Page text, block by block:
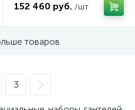
152 460 руб. /шт
товаров
3